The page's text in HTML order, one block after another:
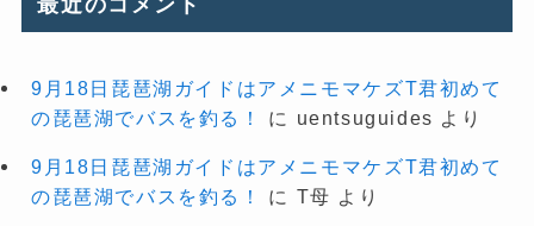
最近のコメント
9月18日琵琶湖ガイドはアメニモマケズT君初めて
の琵琶湖でバスを釣る！
に uentsuguides より
9月18日琵琶湖ガイドはアメニモマケズT君初めて
の琵琶湖でバスを釣る！
に T母 より